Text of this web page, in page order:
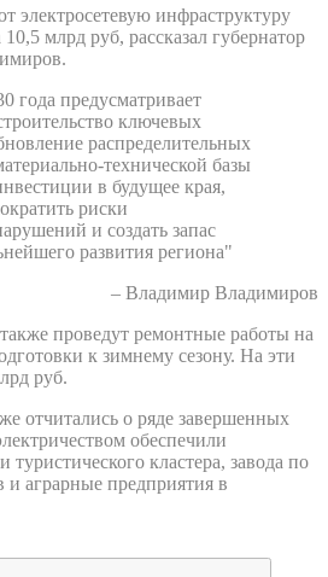
электросетевую инфраструктуру
10,5 млрд руб, рассказал губернатор
года предусматривает
ключевых
распределительных
технической базы
в будущее края,
риски
и создать запас
развития региона"
– Владимир Владимиров
проведут ремонтные работы на
к зимнему сезону. На эти
руб.
отчитались о ряде завершенных
обеспечили
туристического кластера, завода по
и аграрные предприятия в